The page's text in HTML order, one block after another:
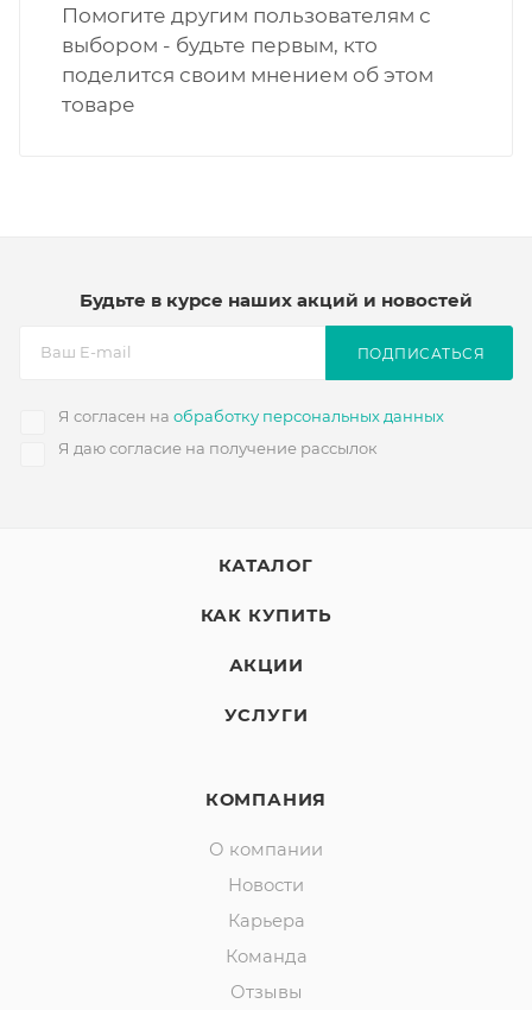
Помогите другим пользователям с
выбором - будьте первым, кто
поделится своим мнением об этом
товаре
Будьте в курсе наших акций и новостей
Я согласен на обработку персональных данных
Я даю согласие на получение рассылок
ПОДПИСАТЬСЯ
КАТАЛОГ
КАК КУПИТЬ
АКЦИИ
УСЛУГИ
КОМПАНИЯ
О компании
Новости
Карьера
Команда
Отзывы